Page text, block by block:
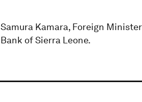
Samura Kamara, Foreign
Bank of Sierra Leone.